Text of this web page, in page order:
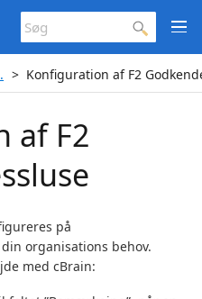
Konfiguration af F2
af F2
på
organisations behov.
med cBrain: